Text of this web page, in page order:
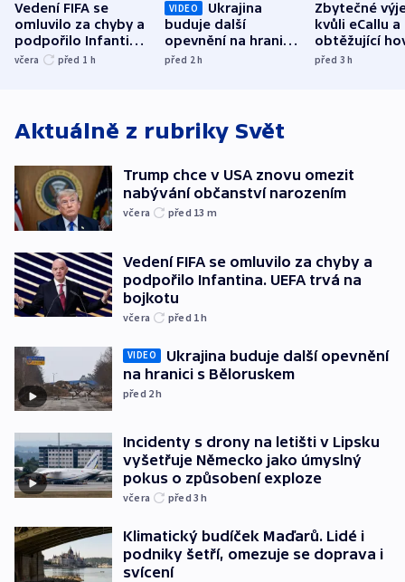
Vedení FIFA se
omluvilo za chyby a
podpořilo Infantina.
UEFA trvá na
včera před 1 h
VIDEO
Ukrajina
buduje další
opevnění na hranici
s Běloruskem
před 2h
Zbytečné
kvůli eCallu a
obtěžující
zdržují
před 3h
Aktuálně z rubriky Svět
Trump chce v USA znovu omezit
nabývání občanství narozením
včera před 13 m
Vedení FIFA se omluvilo za chyby a
podpořilo Infantina. UEFA trvá na
bojkotu
včera před 1h
VIDEO
Ukrajina buduje další opevnění
na hranici s Běloruskem
před 2h
Incidenty s drony na letišti v Lipsku
vyšetřuje Německo jako úmyslný
pokus o způsobení exploze
včera před 3h
Klimatický budíček Maďarů. Lidé i
podniky šetří, omezuje se doprava i
svícení